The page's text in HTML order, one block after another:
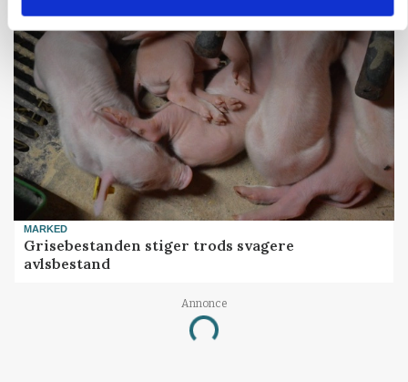
MARKED
Grisebestanden stiger trods svagere
avlsbestand
Annonce
Loading...